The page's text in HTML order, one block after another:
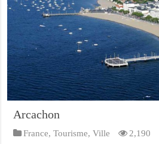
Arcachon
France,Tourisme,Ville 2,190